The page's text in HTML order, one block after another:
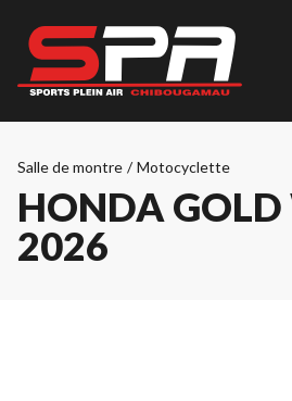
Salle de montre / Motocyclette
HONDA
2026